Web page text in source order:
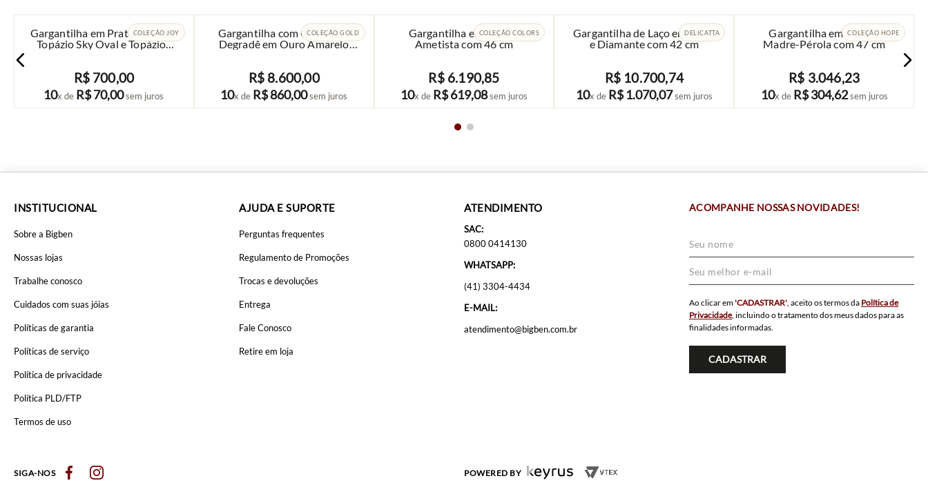
COLEÇÃO JOY
Gargantilha em Prata 925 com
Topázio Sky Oval e Topázios
R$ 700,00
10x de R$70,00sem juros
COMPRAR
COLEÇÃO GOLD
Gargantilha com Correntes
Degradê em Ouro Amarelo
R$ 8.600,00
10x de R$860,00sem juros
COMPRAR
COLEÇÃO COLORS
Gargantilha em Ouro e
Ametista com 46 cm
R$ 6.190,85
10x de R$619,08sem juros
COMPRAR
DELICATTA
Gargantilha de Laço em Ouro
e Diamante com 42 cm
R$ 10.700,74
10x de R$ 1.070,07sem juros
COMPRAR
COLEÇÃO HOPE
Gargantilha em Ouro e
Madre-Pérola com 47 cm
R$ 3.046,23
10x de R$ 304,62sem juros
COMPRAR
INSTITUCIONAL
Sobre a Bigben
Nossas lojas
Trabalhe conosco
Cuidados com suas jóias
Políticas de garantia
Políticas de serviço
Política de privacidade
Política PLD/FTP
Termos de uso
AJUDA E SUPORTE
Perguntas frequentes
Regulamento de Promoções
Trocas e devoluções
Entrega
Fale Conosco
Retire em loja
ATENDIMENTO
SAC:
0800 0414130
WHATSAPP:
(41) 3304-4434
E-MAIL:
atendimento@bigben.com.br
ACOMPANHE NOSSAS NOVIDADES!
Ao clicar em'CADASTRAR', aceito os termos da Política de
Privacidade, incluindo o tratamento dos meus dados para as
finalidades informadas.
CADASTRAR
SIGA-NOS POWERED BY